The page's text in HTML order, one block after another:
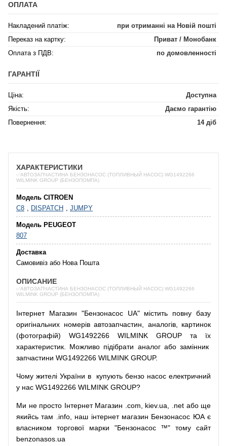
ОПЛАТА
Накладений платіж:
при отриманні на Новій пошті
Переказ на картку:
Приват / Монобанк
Оплата з ПДВ:
по домовленності
ГАРАНТІЇ
Ціна:
Доступна
Якість:
Даємо гарантію
Повернення:
14 діб
ХАРАКТЕРИСТИКИ
✅АВТОЗАПЧАСТИНА БЕНЗОНАСОС (ТОПЛИВНЫЙ НАСОС) WG1492266
WILMINK GROUP (БЕНЗОПОМПА)
Модель CITROEN
C8 , DISPATCH , JUMPY
Модель PEUGEOT
807
Доставка
Самовивіз або Нова Пошта
ОПИСАНИЕ
✅АВТОЗАПЧАСТИНА БЕНЗОНАСОС (ТОПЛИВНЫЙ НАСОС) WG1492266
WILMINK GROUP (БЕНЗОПОМПА)
Інтернет Магазин "Бензонасос UA" містить повну базу
оригінальних номерів автозапчастин аналогів,
картинок
(фотографій) WG1492266 WILMINK GROUP та їх
характеристик. Можливо підібрати аналог або замінник
запчастини WG1492266 WILMINK GROUP.
Чому жителі України в купують бензо насос електричний
у нас WG1492266 WILMINK GROUP?
Ми не просто Інтернет Магазин .com kiev.ua .net або ще
якийсь там .info, наш інтернет магазин Бензонасос ЮА є
власником
торгової марки "Бензонасос ™" тому
сайт
benzonasos.ua